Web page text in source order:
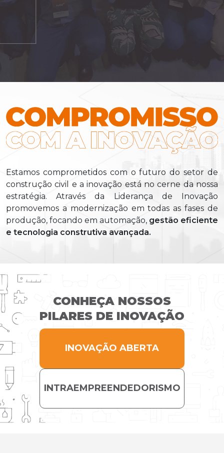
Estamos comprometidos com o futuro do setor de
construção civil e a inovação está no cerne da nossa
estratégia. Através da Liderança de Inovação
promovemos a modernização em todas as fases de
produção, focando em automação, gestão eficiente
e tecnologia construtiva avançada.
CONHEÇA NOSSOS
PILARES DE INOVAÇÃO
INOVAÇÃO ABERTA
INTRAEMPREENDEDORISMO